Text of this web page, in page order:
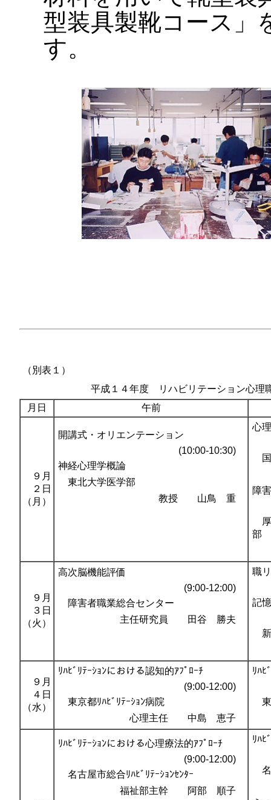
型装具製靴コース」
す。
（別表１）
平成１４年度 リハビリテーション心理
月日
午前
９月
２日
（月）
開講式・オリエンテーション
(10:00-10:30)
神経心理学概論
東北大学医学部
教授 山鳥 重
心
国
障
厚
部
９月
３日
（火）
高次脳機能評価
(9:00-12:00)
障害者職業総合センター
主任研究員 田谷 勝夫
職
記
新
９月
４日
（水）
ﾘﾊﾋﾞﾘﾃｰｼｮﾝにおける認知的ｱﾌﾟﾛｰﾁ
(9:00-12:00)
東京都ﾘﾊﾋﾞﾘﾃｰｼｮﾝ病院
心理主任 中島 恵子
ﾘﾊﾋ
東
ﾘﾊﾋﾞﾘﾃｰｼｮﾝにおける心理療法的ｱﾌﾟﾛｰﾁ
(9:00-12:00)
名古屋市総合ﾘﾊﾋﾞﾘﾃｰｼｮﾝｾﾝﾀｰ
福祉部主幹 阿部 順子
ﾘﾊﾋ
名